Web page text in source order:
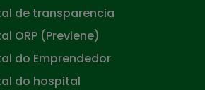
de transparencia
ORP (Previene)
do Emprendedor
do hospital